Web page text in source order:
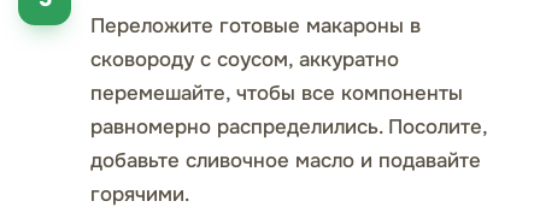
Переложите готовые макароны в
сковороду с соусом, аккуратно
перемешайте, чтобы все компоненты
равномерно распределились. Посолите,
добавьте сливочное масло и подавайте
горячими.